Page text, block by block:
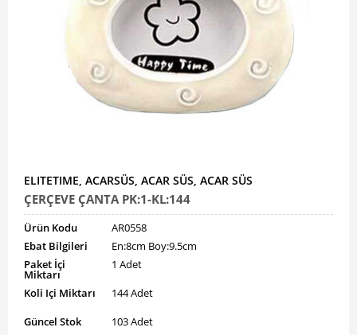
ELITETIME, ACARSÜS, ACAR SÜS, ACAR SÜS
ÇERÇEVE ÇANTA PK:1-KL:144
Ürün Kodu
AR0558
Ebat Bilgileri
En:8cm Boy:9.5cm
Paket İçi
Miktarı
1 Adet
Koli Içi Miktarı
144 Adet
Güncel Stok
103 Adet